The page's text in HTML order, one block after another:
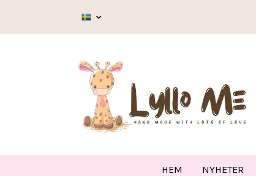
HEM NYHETER